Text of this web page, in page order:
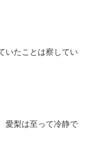
いたことは察してい
愛梨は至って冷静で